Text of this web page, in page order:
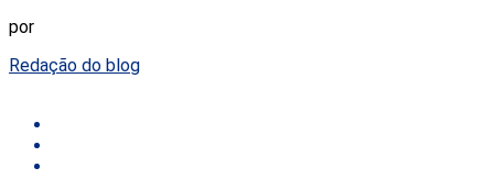
por
Redação do blog